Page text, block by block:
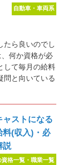
自動車・車両系
たら良いのでし
何か資格が必
して毎月の給料
問と向いている
ャストになる
料(収入)・必
説
資格一覧・職業一覧